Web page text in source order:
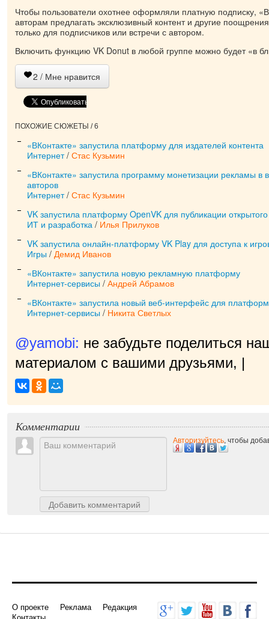
Чтобы пользователи охотнее оформляли платную подписку,
авторам предлагать эксклюзивный контент и другие
только для подписчиков или встречи с автором.
Включить функцию VK Donut в любой группе можно будет «в
2 / Мне нравится
ПОХОЖИЕ СЮЖЕТЫ / 6
«ВКонтакте» запустила платформу для издателей контента
Интернет/ Стас Кузьмин
«ВКонтакте» запустила программу монетизации рекламы в
авторов
Интернет/ Стас Кузьмин
VK запустила платформу OpenVK для публикации
ИТ и разработка / Илья Прилуков
VK запустила онлайн-платформу VK Play для доступа к
Игры / Демид Иванов
«ВКонтакте» запустила новую рекламную платформу
Интернет-сервисы / Андрей Абрамов
«ВКонтакте» запустила новый веб-интерфейс для
Интернет-сервисы / Никита Светлых
@yamobi: не забудьте поделиться
материалом с вашими друзьями,
Комментарии
Добавить комментарий
Авторизуйтесь, чтобы
О проекте Реклама
Редакция